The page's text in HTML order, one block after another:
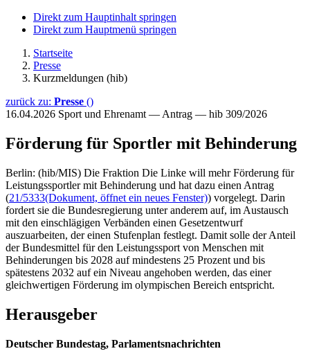
Direkt zum Hauptinhalt springen
Direkt zum Hauptmenü springen
Startseite
Presse
Kurzmeldungen (hib)
zurück zu: Presse ()
16.04.2026 Sport und Ehrenamt — Antrag — hib 309/2026
Förderung für Sportler mit Behinderung
Berlin: (hib/MIS) Die Fraktion Die Linke will mehr Förderung für
Leistungssportler mit Behinderung und hat dazu einen Antrag
(21/5333(Dokument, öffnet ein neues Fenster)) vorgelegt. Darin
fordert sie die Bundesregierung unter anderem auf, im Austausch
mit den einschlägigen Verbänden einen Gesetzentwurf
auszuarbeiten, der einen Stufenplan festlegt. Damit solle der Anteil
der Bundesmittel für den Leistungssport von Menschen mit
Behinderungen bis 2028 auf mindestens 25 Prozent und bis
spätestens 2032 auf ein Niveau angehoben werden, das einer
gleichwertigen Förderung im olympischen Bereich entspricht.
Herausgeber
Deutscher Bundestag, Parlamentsnachrichten